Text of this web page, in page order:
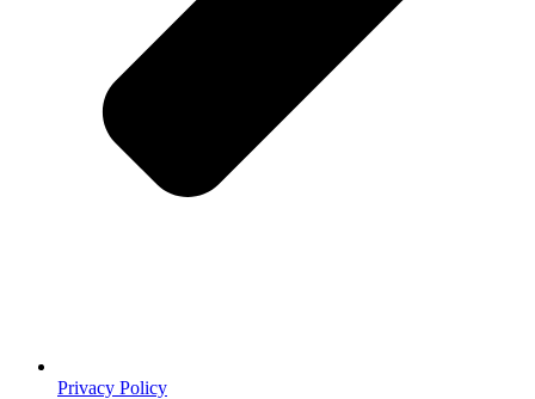
Privacy Policy